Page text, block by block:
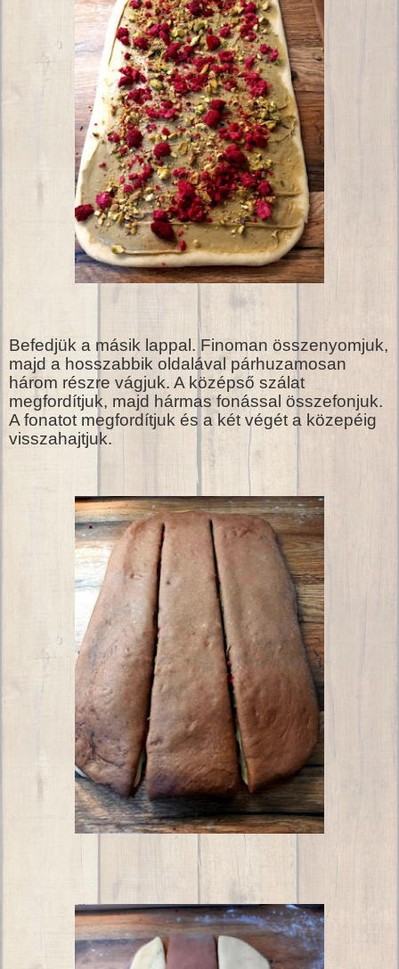
Befedjük a másik lappal. Finoman összenyomjuk,
majd a hosszabbik oldalával párhuzamosan
három részre vágjuk. A középső szálat
megfordítjuk, majd hármas fonással összefonjuk.
A fonatot megfordítjuk és a két végét a közepéig
visszahajtjuk.